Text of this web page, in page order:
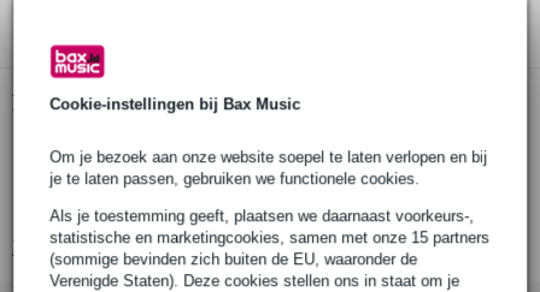
Cookie-instellingen bij Bax Music
Om je bezoek aan onze website soepel te laten verlopen en bij
je te laten passen, gebruiken we functionele cookies.
Als je toestemming geeft, plaatsen we daarnaast voorkeurs-,
statistische en marketingcookies, samen met onze 15 partners
(sommige bevinden zich buiten de EU, waaronder de
Verenigde Staten). Deze cookies stellen ons in staat om je
Productinformatie
jackkabel
Black Series
zuurstofvrij koper
Bekijk alle productspecificaties